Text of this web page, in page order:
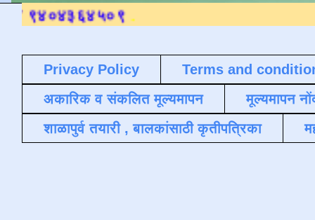
Privacy Policy
Terms and
अकारिक व संकलित मूल्यमापन
मूल्यमापन
शाळापुर्व तयारी , बालकांसाठी कृतीपत्रिका